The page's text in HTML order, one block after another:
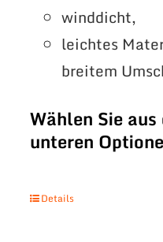
winddicht,
leichtes
breitem
Wählen Sie aus
unteren
Details